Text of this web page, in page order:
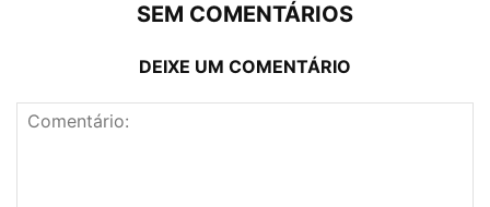
SEM COMENTÁRIOS
DEIXE UM COMENTÁRIO